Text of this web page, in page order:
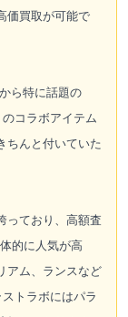
価買取が可能で
ら特に話題の
コラボアイテム
ちんと付いていた
っており、高額査
的に人気が高
アム、ランスなど
トラボにはパラ